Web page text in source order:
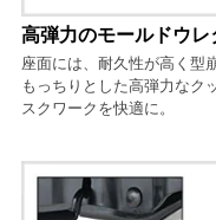
高弾力のモールドウレ
座面には、耐久性が高く型
もっちりとした高弾力なク
スクワークを快適に。